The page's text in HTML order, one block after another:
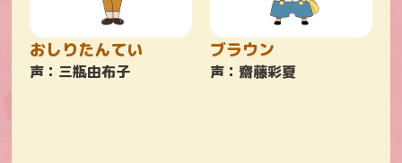
おしりたんてい
声：三瓶由布子
ブラウン
声：齋藤彩夏